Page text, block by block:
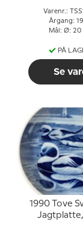
Varenr.:
Årgang:
Mål: Ø: 20
PÅ
Se
1990 Tove